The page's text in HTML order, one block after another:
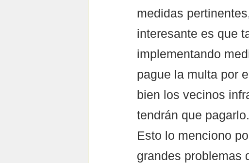
medidas
interesante es que
implementando
pague la multa por
bien los vecinos
tendrán que pagarlo.
Esto lo menciono
grandes problemas